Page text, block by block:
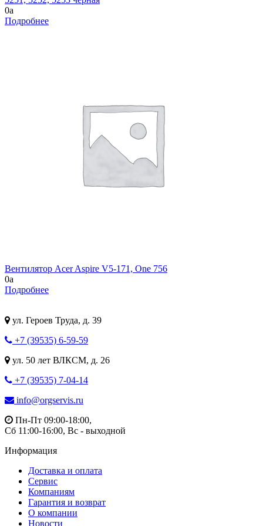
0a
Подробнее
Вентилятор Acer Aspire V5-171, One 756
0a
Подробнее
ул. Героев Труда, д. 39
+7 (39535) 6-59-59
ул. 50 лет ВЛКСМ, д. 26
+7 (39535) 7-04-14
info@orgservis.ru
Пн-Пт 09:00-18:00,
Сб 11:00-16:00, Вс - выходной
Информация
Доставка и оплата
Сервис
Компаниям
Гарантия и возврат
О компании
Новости